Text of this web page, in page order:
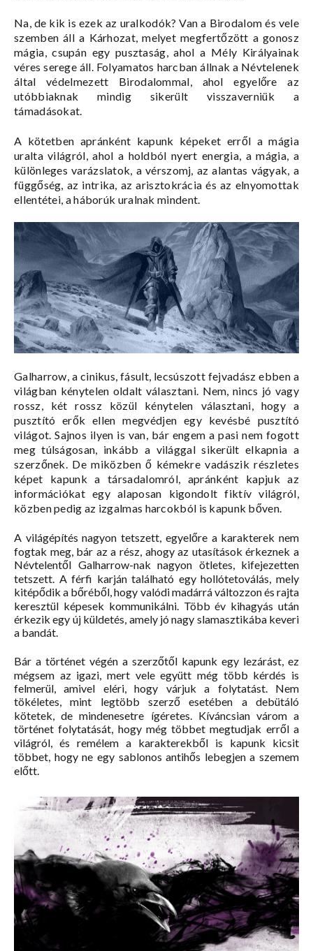
Na, de kik is ezek az uralkodók? Van a Birodalom és vele
szemben áll a Kárhozat, melyet megfertőzött a gonosz
mágia, csupán egy pusztaság, ahol a Mély Királyainak
véres serege áll. Folyamatos harcban állnak a Névtelenek
által védelmezett Birodalommal, ahol egyelőre az
utóbbiaknak mindig sikerült visszaverniük a
támadásokat.
A kötetben apránként kapunk képeket erről a mágia
uralta világról, ahol a holdból nyert energia, a mágia, a
különleges varázslatok, a vérszomj, az alantas vágyak, a
függőség, az intrika, az arisztokrácia és az elnyomottak
ellentétei, a háborúk uralnak mindent.
Galharrow, a cinikus, fásult, lecsúszott fejvadász ebben a
világban kénytelen oldalt választani. Nem, nincs jó vagy
rossz, két rossz közül kénytelen választani, hogy a
pusztító erők ellen megvédjen egy kevésbé pusztító
világot. Sajnos ilyen is van, bár engem a pasi nem fogott
meg túlságosan, inkább a világgal sikerült elkapnia a
szerzőnek. De miközben ő kémekre vadászik részletes
képet kapunk a társadalomról, apránként kapjuk az
információkat egy alaposan kigondolt fiktív világról,
közben pedig az izgalmas harcokból is kapunk bőven.
A világépítés nagyon tetszett, egyelőre a karakterek nem
fogtak meg, bár az a rész, ahogy az utasítások érkeznek a
Névtelentől Galharrow-nak nagyon ötletes, kifejezetten
tetszett. A férfi karján található egy hollótetoválás, mely
kitépődik a bőréből, hogy valódi madárrá változzon és rajta
keresztül képesek kommunikálni. Több év kihagyás után
érkezik egy új küldetés, amely jó nagy slamasztikába keveri
a bandát.
Bár a történet végén a szerzőtől kapunk egy lezárást, ez
mégsem az igazi, mert vele együtt még több kérdés is
felmerül, amivel eléri, hogy várjuk a folytatást. Nem
tökéletes, mint legtöbb szerző esetében a debütáló
kötetek, de mindenesetre ígéretes. Kíváncsian várom a
történet folytatását, hogy még többet megtudjak erről a
világról, és remélem a karakterekből is kapunk kicsit
többet, hogy ne egy sablonos antihős lebegjen a szemem
előtt.